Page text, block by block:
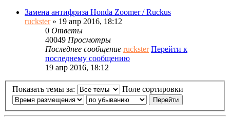
Замена антифриза Honda Zoomer / Ruckus
ruckster» 19 апр 2016, 18:12
0 Ответы
40049 Просмотры
Последнее сообщение ruckster Перейти к
последнему сообщению
19 апр 2016, 18:12
Показать темы за: Поле сортировки